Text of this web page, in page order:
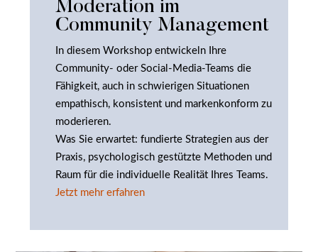
Moderation im
Community Management
In diesem Workshop entwickeln Ihre
Community- oder Social-Media-Teams die
Fähigkeit, auch in schwierigen Situationen
empathisch, konsistent und markenkonform zu
moderieren.
Was Sie erwartet: fundierte Strategien aus der
Praxis, psychologisch gestützte Methoden und
Raum für die individuelle Realität Ihres Teams.
Jetzt mehr erfahren